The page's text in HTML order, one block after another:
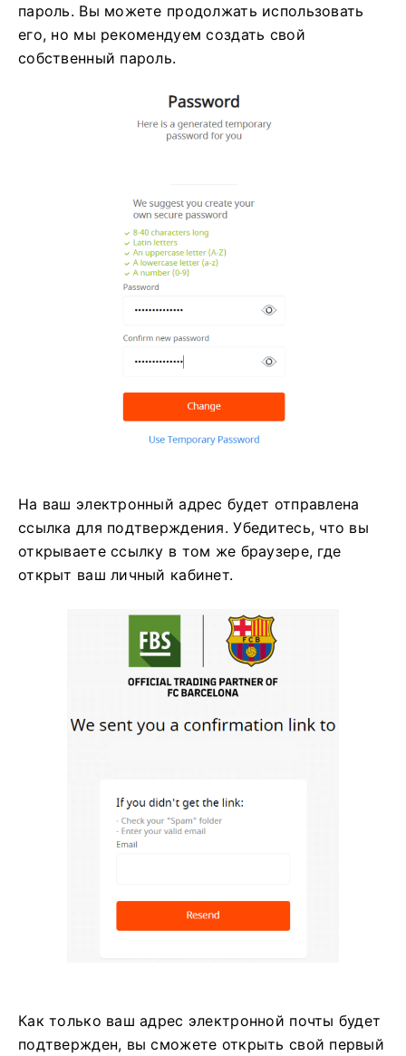
пароль. Вы можете продолжать использовать
его, но мы рекомендуем создать свой
собственный пароль.
На ваш электронный адрес будет отправлена ​​
ссылка для подтверждения. Убедитесь, что вы
открываете ссылку в том же браузере, где
открыт ваш личный кабинет.
Как только ваш адрес электронной почты будет
подтвержден, вы сможете открыть свой первый